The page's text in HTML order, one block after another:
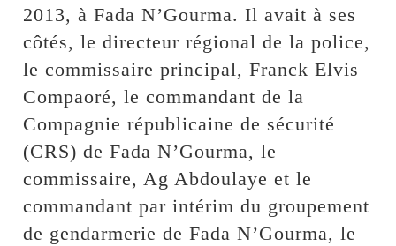
2013, à Fada N’Gourma. Il avait à ses
côtés, le directeur régional de la police,
le commissaire principal, Franck Elvis
Compaoré, le commandant de la
Compagnie républicaine de sécurité
(CRS) de Fada N’Gourma, le
commissaire, Ag Abdoulaye et le
commandant par intérim du groupement
de gendarmerie de Fada N’Gourma, le